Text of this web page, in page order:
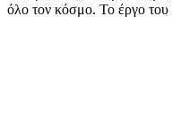
όλο τον κόσμο. Το έργο του